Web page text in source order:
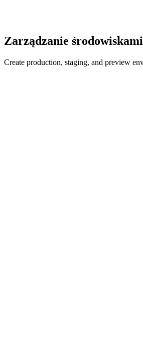
Zarządzanie środowiskami
Create production, staging, and preview